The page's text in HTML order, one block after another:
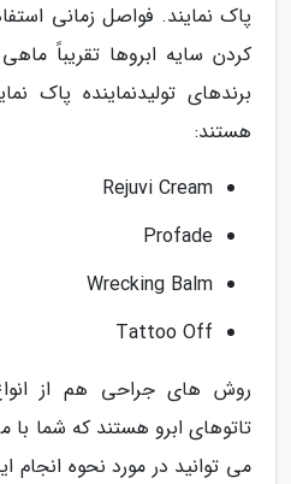
پاک نمایند. فواصل زمانی
کردن سایه ابروها تقریباً
برندهای تولیدنماینده پاک
هستند:
Rejuvi Cream
Profade
Wrecking Balm
Tattoo Off
روش های جراحی هم از
تاتوهای ابرو هستند که شما
می توانید در مورد نحوه